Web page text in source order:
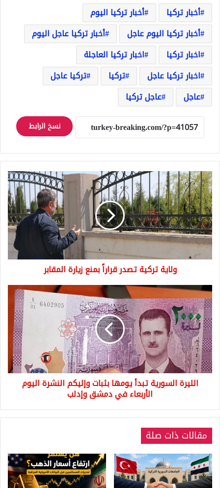
أخبار تركيا
أخبار تركيا اليوم
أخبار تركيا اليوم عاجل
أخبار تركيا عاجل اليوم
اخبار تركيا
اخبار تركيا العاجلة
اخبار تركيا عاجل
تركيا
تركيا عاجل
عاجل
عاجل تركيا
نسخ الرابط
ولاية
تركية
تصدر
قراراً
بمنع
زيارة
المقابر
ولاية تركية تصدر قراراً بمنع زيارة المقابر
الليرة
السورية
تبدأ
يومها
بثبات
وإليكم
النشرة
اليوم
الأربعاء
الليرة السورية تبدأ يومها بثبات وإليكم النشرة اليوم
الأربعاء في دمشق وإدلب
مقالات ذات صلة